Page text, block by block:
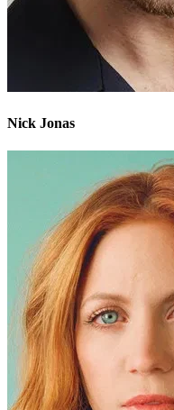
Nick Jonas